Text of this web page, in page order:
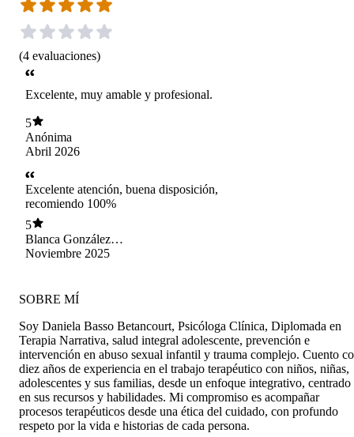
(4 evaluaciones)
Excelente, muy amable y profesional.
5
Anónima
Abril 2026
Excelente atención, buena disposición,
recomiendo 100%
5
Blanca González
Aranda
Noviembre 2025
SOBRE MÍ
Soy Daniela Basso Betancourt, Psicóloga Clínica, Diplomada en
Terapia Narrativa, salud integral adolescente, prevención e
intervención en abuso sexual infantil y trauma complejo. Cuento
diez años de experiencia en el trabajo terapéutico con niños, niñas,
adolescentes y sus familias, desde un enfoque integrativo, centrado
en sus recursos y habilidades. Mi compromiso es acompañar
procesos terapéuticos desde una ética del cuidado, con profundo
respeto por la vida e historias de cada persona.